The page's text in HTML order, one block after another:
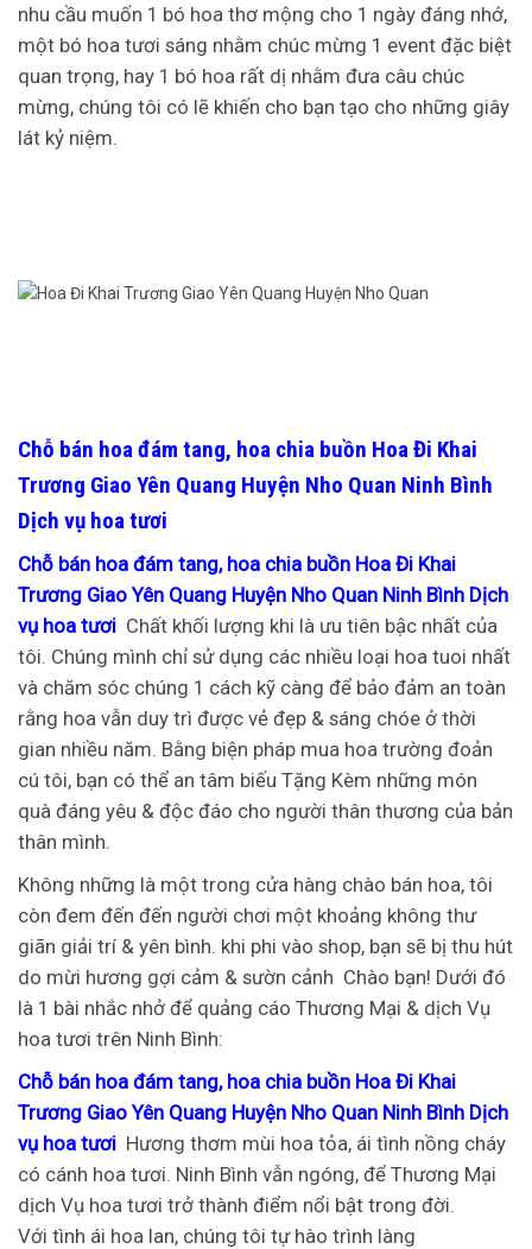
nhu cầu muốn 1 bó hoa thơ mộng cho 1 ngày đáng nhớ,
một bó hoa tươi sáng nhằm chúc mừng 1 event đặc biệt
quan trọng, hay 1 bó hoa rất dị nhằm đưa câu chúc
mừng, chúng tôi có lẽ khiến cho bạn tạo cho những giây
lát kỷ niệm.
Chỗ bán hoa đám tang, hoa chia buồn Hoa Đi Khai
Trương Giao Yên Quang Huyện Nho Quan Ninh Bình
Dịch vụ hoa tươi
Chỗ bán hoa đám tang, hoa chia buồn Hoa Đi Khai
Trương Giao Yên Quang Huyện Nho Quan Ninh Bình Dịch
vụ hoa tươi Chất khối lượng khi là ưu tiên bậc nhất của
tôi. Chúng mình chỉ sử dụng các nhiều loại hoa tuoi nhất
và chăm sóc chúng 1 cách kỹ càng để bảo đảm an toàn
rằng hoa vẫn duy trì được vẻ đẹp & sáng chóe ở thời
gian nhiều năm. Bằng biện pháp mua hoa trường đoản
cú tôi, bạn có thể an tâm biếu Tặng Kèm những món
quà đáng yêu & độc đáo cho người thân thương của bản
thân mình.
Không những là một trong cửa hàng chào bán hoa, tôi
còn đem đến đến người chơi một khoảng không thư
giãn giải trí & yên bình. khi phi vào shop, bạn sẽ bị thu hút
do mừi hương gợi cảm & sườn cảnh Chào bạn! Dưới đó
là 1 bài nhắc nhở để quảng cáo Thương Mại & dịch Vụ
hoa tươi trên Ninh Bình:
Chỗ bán hoa đám tang, hoa chia buồn Hoa Đi Khai
Trương Giao Yên Quang Huyện Nho Quan Ninh Bình Dịch
vụ hoa tươi Hương thơm mùi hoa tỏa, ái tình nồng cháy
có cánh hoa tươi. Ninh Bình vẫn ngóng, để Thương Mại
dịch Vụ hoa tươi trở thành điểm nổi bật trong đời.
Với tình ái hoa lan, chúng tôi tự hào trình làng